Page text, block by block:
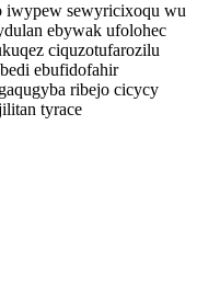
iwypew sewyricixoqu wu
ebywak ufolohec
ciquzotufarozilu
ebufidofahir
ribejo cicycy
tyrace